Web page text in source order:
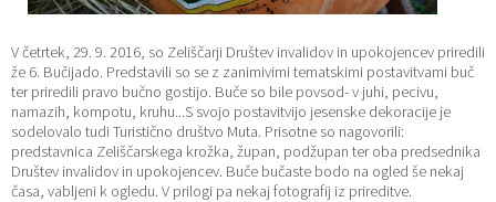
V četrtek, 29. 9. 2016, so Zeliščarji Društev invalidov in upokojencev priredili
že 6. Bučijado. Predstavili so se z zanimivimi tematskimi postavitvami buč
ter priredili pravo bučno gostijo. Buče so bile povsod- v juhi, pecivu,
namazih, kompotu, kruhu...S svojo postavitvijo jesenske dekoracije je
sodelovalo tudi Turistično društvo Muta. Prisotne so nagovorili:
predstavnica Zeliščarskega krožka, župan, podžupan ter oba predsednika
Društev invalidov in upokojencev. Buče bučaste bodo na ogled še nekaj
časa, vabljeni k ogledu. V prilogi pa nekaj fotografij iz prireditve.